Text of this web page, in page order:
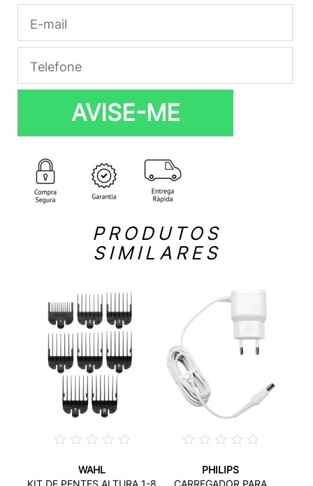
AVISE-ME
PRODUTOS
SIMILARES
WAHL
KIT DE PENTES ALTURA 1-8
PHILIPS
CARREGADOR PARA